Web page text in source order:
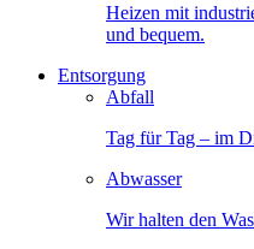
Heizen mit
und bequem.
Entsorgung
Abfall
Tag für Tag – im
Abwasser
Wir halten den